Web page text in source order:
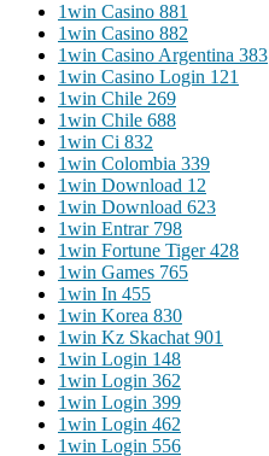
1win Casino 881
1win Casino 882
1win Casino Argentina 383
1win Casino Login 121
1win Chile 269
1win Chile 688
1win Ci 832
1win Colombia 339
1win Download 12
1win Download 623
1win Entrar 798
1win Fortune Tiger 428
1win Games 765
1win In 455
1win Korea 830
1win Kz Skachat 901
1win Login 148
1win Login 362
1win Login 399
1win Login 462
1win Login 556